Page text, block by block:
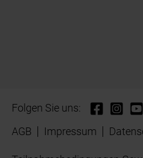
Folgen Sie uns:
AGB
Impressum